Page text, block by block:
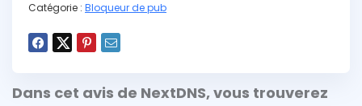
Catégorie : Bloqueur de pub
Dans cet avis de NextDNS, vous trouverez